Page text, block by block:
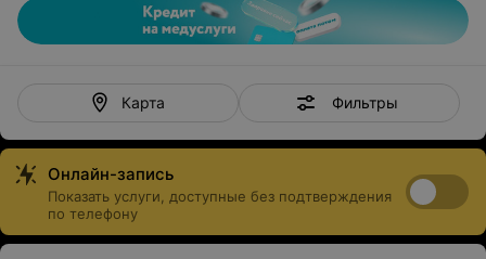
Карта Фильтры
Онлайн-запись
Показать услуги, доступные без подтверждения
по телефону